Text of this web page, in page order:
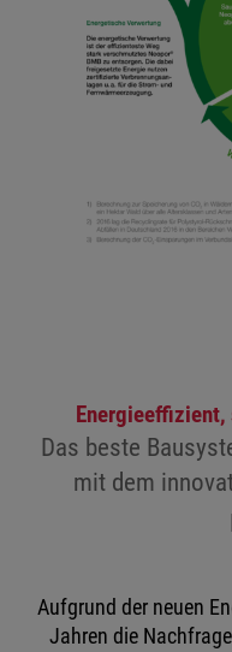
Energieeffizient,
Das beste
mit dem
Aufgrund der neuen
Jahren die